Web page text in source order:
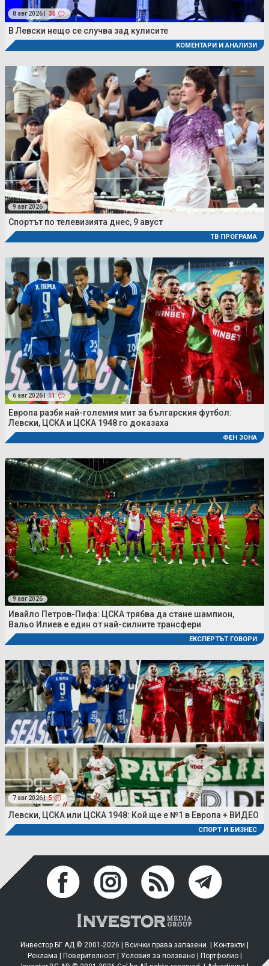
8 авг 2026 | 35
В Левски нещо се случва зад кулисите
КОМЕНТАРИ И АНАЛИЗИ
9 авг 2026
Спортът по телевизията днес, 9 авуст
ТВ ПРОГРАМА
6 авг 2026 | 11
Европа разби най-големия мит за българския футбол:
Левски, ЦСКА и ЦСКА 1948 го доказаха
ФЕН ЗОНА
9 авг 2026
Ивайло Петров-Пифа: ЦСКА трябва да стане шампион,
Вальо Илиев е един от най-силните трансфери
ЕКСПЕРТЪТ ГОВОРИ
7 авг 2026 | 5
Левски, ЦСКА или ЦСКА 1948: Кой ще е №1 в Европа + ВИДЕО
СПОРТ И БИЗНЕС
Инвестор.БГ АД © 2001-2026 | Всички права запазени. | Контакти
Реклама
Поверителност| Условия за ползване| Портфолио|